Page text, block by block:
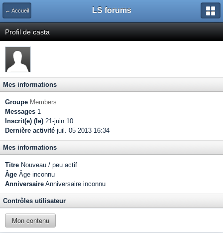
← Accueil LS forums
Profil de casta
Mes informations
Groupe Members
Messages 1
Inscrit(e) (le) 21-juin 10
Dernière activité juil. 05 2013 16:34
Mes informations
Titre Nouveau / peu actif
Âge Âge inconnu
Anniversaire Anniversaire inconnu
Contrôles utilisateur
Mon contenu